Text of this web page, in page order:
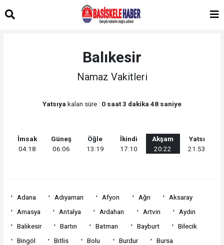
Balıkesir
Namaz Vakitleri
Yatsıya kalan süre : 0 saat 3 dakika 48 saniye
İmsak
04:18
Güneş
06:06
Öğle
13:19
İkindi
17:10
Akşam
20:22
Yatsı
21:53
Adana Adıyaman Afyon Ağrı
Aksaray
Amasya
Antalya Ardahan Artvin
Aydın
Balıkesir
Bartın Batman Bayburt
Bilecik
Bingöl
Bitlis Bolu Burdur
Bursa